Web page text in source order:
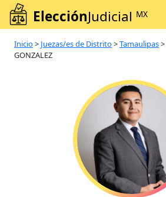
ElecciónJudicial MX
Inicio > Juezas/es de Distrito >Tamaulipas>
GONZALEZ